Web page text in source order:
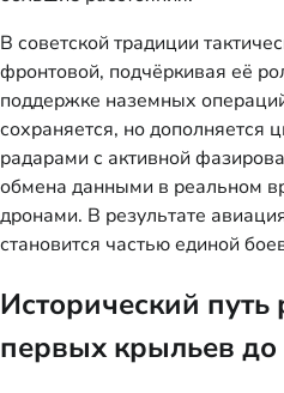
В советской традиции
фронтовой, подчёркивая её
поддержке наземных
сохраняется, но дополняется
радарами с активной
обмена данными в реальном
дронами. В результате
становится частью единой
Исторический путь
первых крыльев